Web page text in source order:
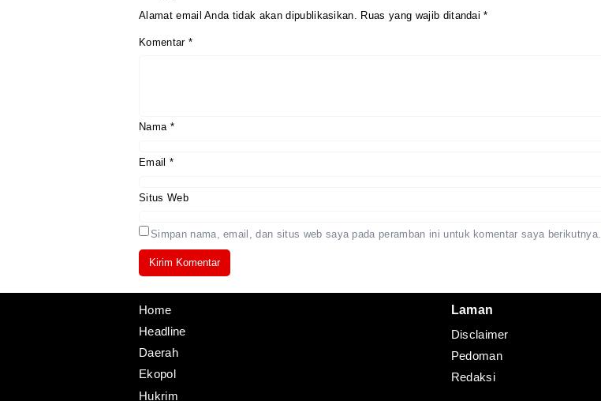
Alamat email Anda tidak akan dipublikasikan. Ruas yang wajib ditandai*
Komentar *
Nama *
Email *
Situs Web
Simpan nama, email, dan situs web saya pada peramban ini untuk komentar saya berikutnya.
Home
Headline
Daerah
Ekopol
Hukrim
Laman
Disclaimer
Pedoman
Redaksi